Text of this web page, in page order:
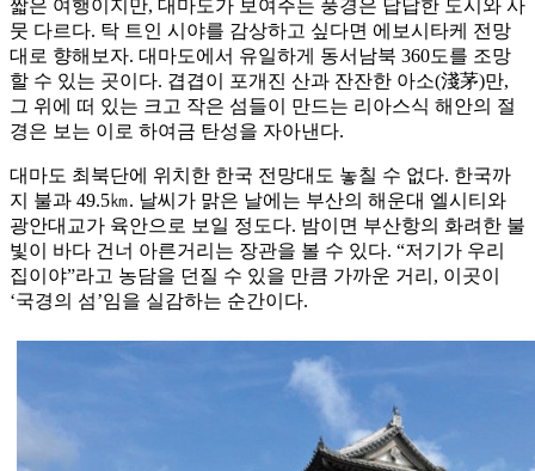
짧은 여행이지만, 대마도가 보여주는 풍경은 답답한 도시와 사
뭇 다르다. 탁 트인 시야를 감상하고 싶다면 에보시타케 전망
대로 향해보자. 대마도에서 유일하게 동서남북 360도를 조망
할 수 있는 곳이다. 겹겹이 포개진 산과 잔잔한 아소(淺茅)만,
그 위에 떠 있는 크고 작은 섬들이 만드는 리아스식 해안의 절
경은 보는 이로 하여금 탄성을 자아낸다.
대마도 최북단에 위치한 한국 전망대도 놓칠 수 없다. 한국까
지 불과 49.5㎞. 날씨가 맑은 날에는 부산의 해운대 엘시티와
광안대교가 육안으로 보일 정도다. 밤이면 부산항의 화려한 불
빛이 바다 건너 아른거리는 장관을 볼 수 있다. “저기가 우리
집이야”라고 농담을 던질 수 있을 만큼 가까운 거리, 이곳이
‘국경의 섬’임을 실감하는 순간이다.